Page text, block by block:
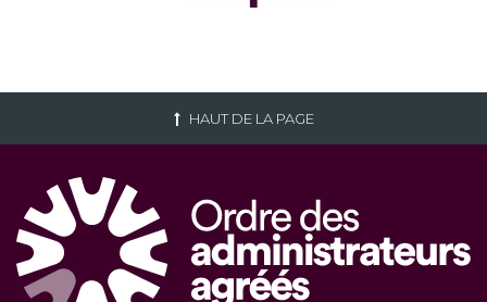
HAUT DE LA PAGE